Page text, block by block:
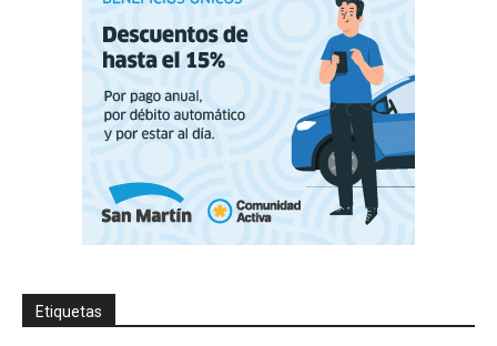
Etiquetas